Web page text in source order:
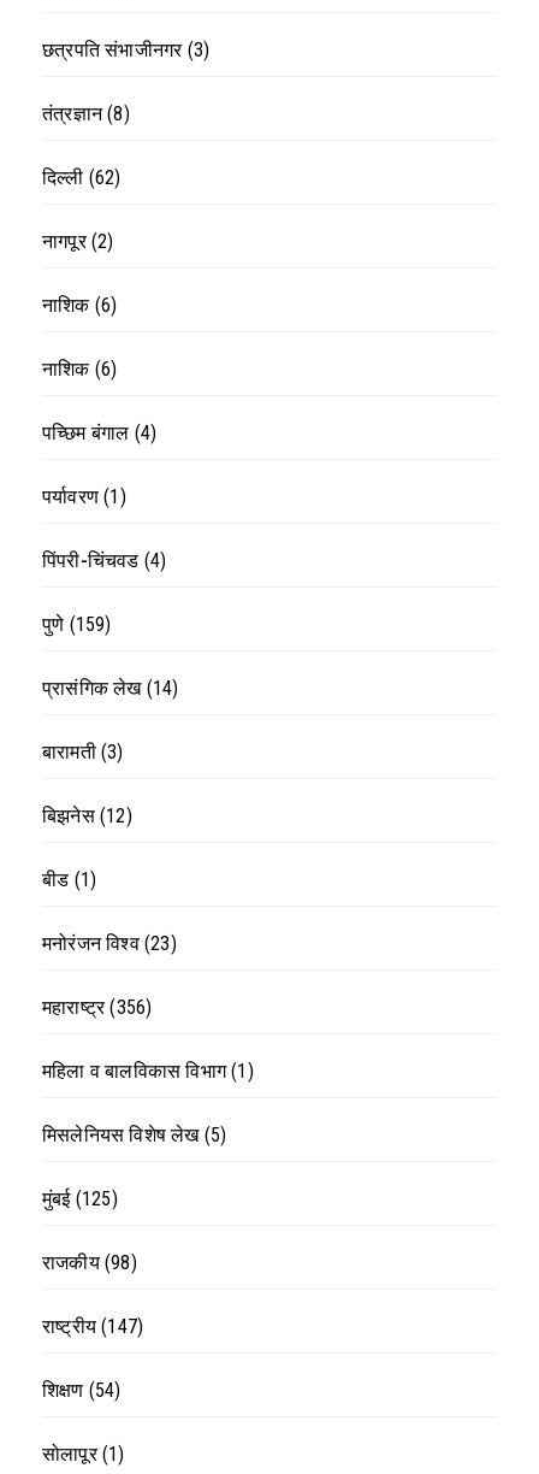
छत्रपति संभाजीनगर(3)
तंत्रज्ञान(8)
दिल्ली (62)
नागपूर(2)
नाशिक(6)
नाशिक(6)
पच्छिम बंगाल (4)
पर्यावरण (1)
पिंपरी-चिंचवड (4)
पुणे (159)
प्रासंगिक लेख(14)
बारामती(3)
बिझनेस(12)
बीड (1)
मनोरंजन विश्व(23)
महाराष्ट्र(356)
महिला व बालविकास विभाग(1)
मिसलेनियस विशेष लेख(5)
मुंबई(125)
राजकीय(98)
राष्ट्रीय (147)
शिक्षण (54)
सोलापूर(1)